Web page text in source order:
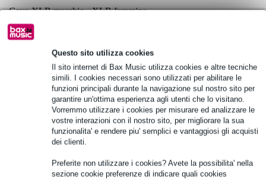
Questo sito utilizza cookies
Il sito internet di Bax Music utilizza cookies e altre tecniche
simili. I cookies necessari sono utilizzati per abilitare le
funzioni principali durante la navigazione sul nostro sito per
garantire un'ottima esperienza agli utenti che lo visitano.
Vorremmo utilizzare i cookies per misurare ed analizzare le
vostre interazioni con il nostro sito, per migliorare la sua
funzionalita' e rendere piu' semplici e vantaggiosi gli acquisti
dei clienti.
Preferite non utilizzare i cookies? Avete la possibilita' nella
sezione cookie preferenze di indicare quali cookies
Cavo XLR maschio - XLR femmina
adatto all'uso come cavo microfonico o come cavo di segnale a
tutto tondo
cavo flessibile e solido
Specifiche complete
Vedi anche (2)